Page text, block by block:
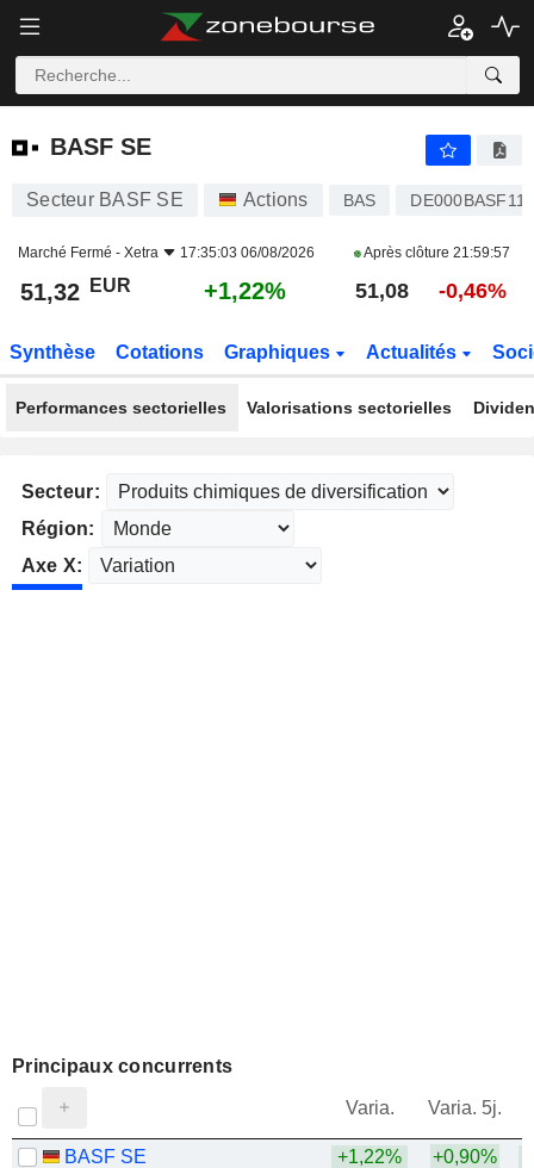
BASF SE
BASF SE
Secteur BASF SE Actions BAS DE000BASF111
Marché Fermé - Xetra 17:35:03 06/08/2026 Après clôture 21:59:57
51,32 EUR +1,22% 51,08 -0,46%
Synthèse Cotations Graphiques Actualités
Performances sectorielles Valorisations sectorielles
Secteur:
Région:
Axe X:
Principaux concurrents
Varia. Varia. 5j.
BASF SE
+1,22% +0,90%